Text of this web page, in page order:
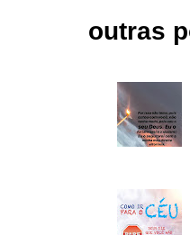
outras